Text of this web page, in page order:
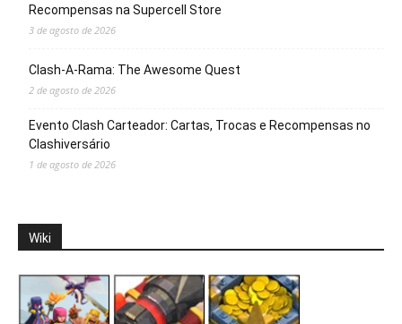
Recompensas na Supercell Store
3 de agosto de 2026
Clash-A-Rama: The Awesome Quest
2 de agosto de 2026
Evento Clash Carteador: Cartas, Trocas e Recompensas no
Clashiversário
1 de agosto de 2026
Wiki